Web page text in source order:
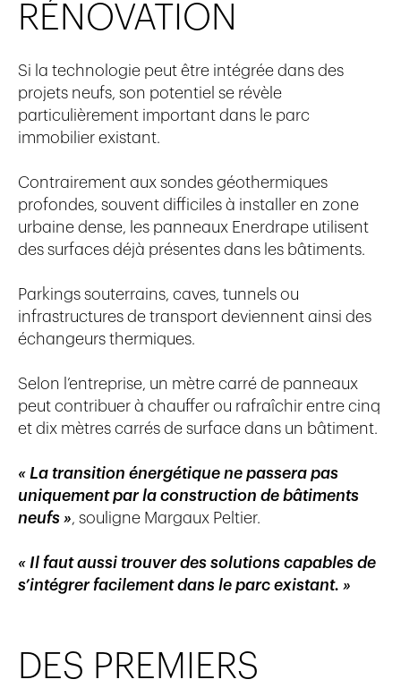
RÉNOVATION
Si la technologie peut être intégrée dans des
projets neufs, son potentiel se révèle
particulièrement important dans le parc
immobilier existant.
Contrairement aux sondes géothermiques
profondes, souvent difficiles à installer en zone
urbaine dense, les panneaux Enerdrape utilisent
des surfaces déjà présentes dans les bâtiments.
Parkings souterrains, caves, tunnels ou
infrastructures de transport deviennent ainsi des
échangeurs thermiques.
Selon l’entreprise, un mètre carré de panneaux
peut contribuer à chauffer ou rafraîchir entre cinq
et dix mètres carrés de surface dans un bâtiment.
« La transition énergétique ne passera pas
uniquement par la construction de bâtiments
neufs », souligne Margaux Peltier.
« Il faut aussi trouver des solutions capables de
s’intégrer facilement dans le parc existant. »
DES PREMIERS